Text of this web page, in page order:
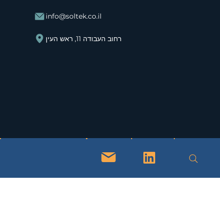
info@soltek.co.il
רחוב העבודה 11, ראש העין